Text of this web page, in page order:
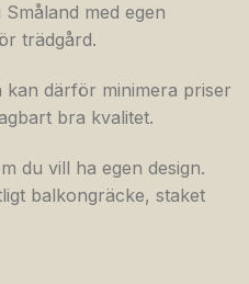
med egen
trädgård.
därför minimera priser
bra kvalitet.
du vill ha egen design.
balkongräcke, staket